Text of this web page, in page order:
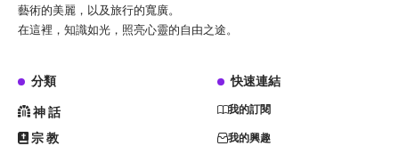
藝術的美麗，以及旅行的寬廣。
在這裡，知識如光，照亮心靈的自由之途。
分類
神話
宗教
快速連結
我的訂閱
我的興趣